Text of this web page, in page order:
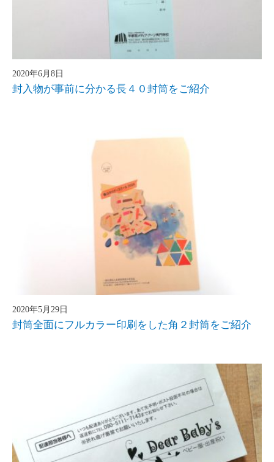
2020年6月8日
封入物が事前に分かる長４０封筒をご紹介
2020年5月29日
封筒全面にフルカラー印刷をした角２封筒をご紹介